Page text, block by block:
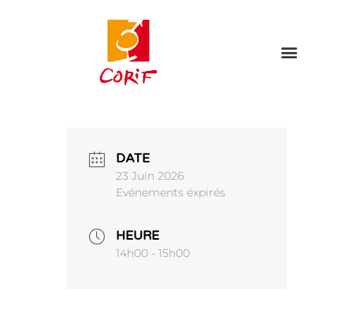
DATE
23 Juin 2026
Evénements éxpirés
HEURE
14h00 - 15h00